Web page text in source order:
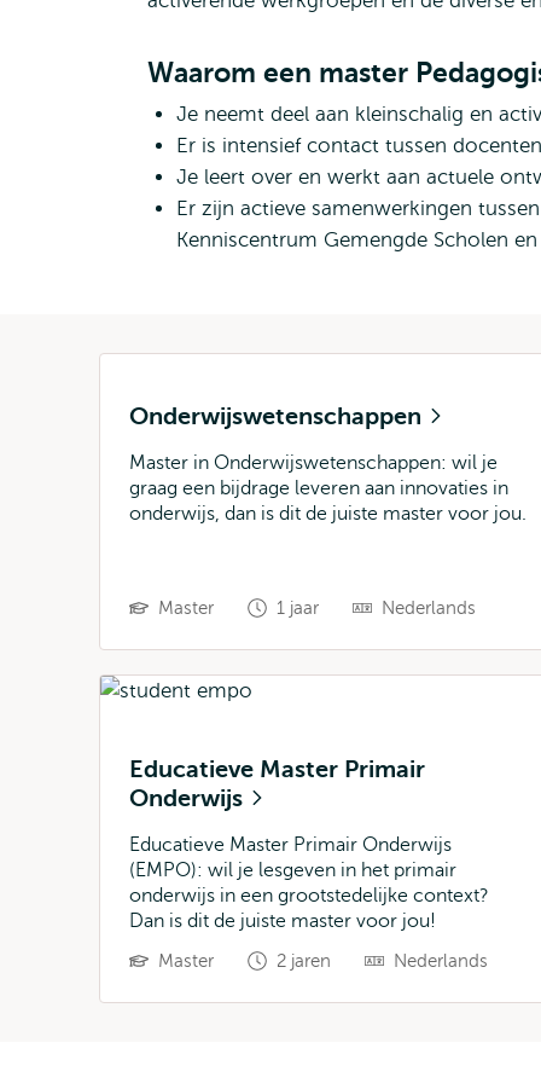
Waarom een master
Je neemt deel aan kleinschalig en
Er is intensief contact tussen
Je leert over en werkt aan actuele
Er zijn actieve samenwerkingen
Kenniscentrum Gemengde Scholen
Onderwijswetenschappen
Master in Onderwijswetenschappen: wil je
graag een bijdrage leveren aan innovaties in
onderwijs, dan is dit de juiste master voor jou.
Master 1 jaar Nederlands
Educatieve Master Primair
Onderwijs
Educatieve Master Primair Onderwijs
(EMPO): wil je lesgeven in het primair
onderwijs in een grootstedelijke context?
Dan is dit de juiste master voor jou!
Master 2 jaren Nederlands